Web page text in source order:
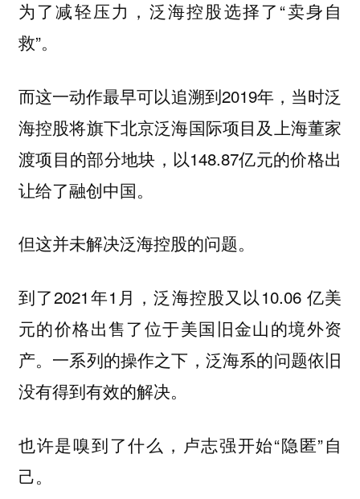
为了减轻压力，泛海控股选择了“卖身自
救”。
而这一动作最早可以追溯到2019年，当时泛
海控股将旗下北京泛海国际项目及上海董家
渡项目的部分地块，以148.87亿元的价格出
让给了融创中国。
但这并未解决泛海控股的问题。
到了2021年1月，泛海控股又以10.06 亿美
元的价格出售了位于美国旧金山的境外资
产。一系列的操作之下，泛海系的问题依旧
没有得到有效的解决。
也许是嗅到了什么，卢志强开始“隐匿”自
己。